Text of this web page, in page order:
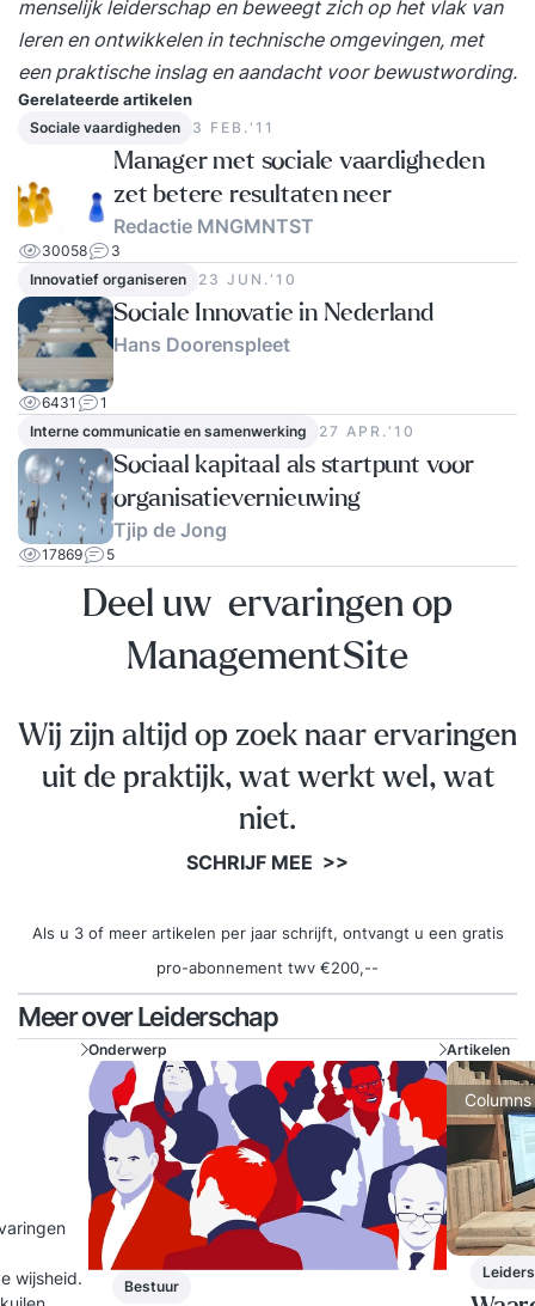
menselijk leiderschap en beweegt zich op het vlak van
leren en ontwikkelen in technische omgevingen, met
een praktische inslag en aandacht voor bewustwording.
Gerelateerde artikelen
Sociale vaardigheden 3 FEB.‘11
Manager met sociale vaardigheden
zet betere resultaten neer
Redactie MNGMNTST
30058
3
Innovatief organiseren
23 JUN.‘10
Sociale Innovatie in Nederland
Hans Doorenspleet
6431
1
Interne communicatie en samenwerking
27 APR.‘10
Sociaal kapitaal als startpunt voor
organisatievernieuwing
Tjip de Jong
17869 5
Deel uw ervaringen op
ManagementSite
Wij zijn altijd op zoek naar ervaringen
uit de praktijk, wat werkt wel, wat
niet.
SCHRIJF MEE >>
Als u 3 of meer artikelen per jaar schrijft, ontvangt u een gratis
pro-abonnement twv €200,--
Meer over Leiderschap
wijsheid.
Onderwerp
Bestuur
Artikelen
Columns